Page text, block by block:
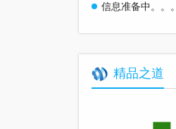
信息准备中。。
精品之道